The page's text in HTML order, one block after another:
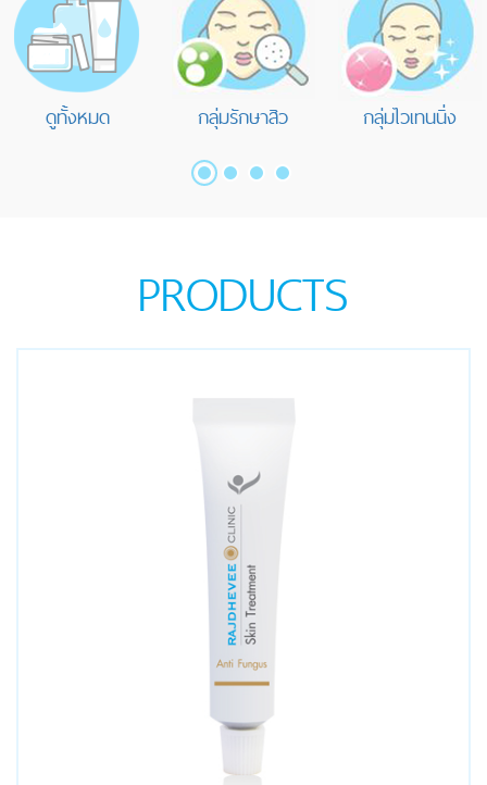
ดูทั้งหมด กลุ่มรักษาสิว กลุ่มไวเทนนิ่ง
PRODUCTS